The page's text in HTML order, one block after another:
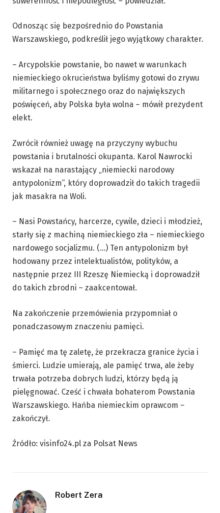
Odnosząc się bezpośrednio do Powstania
Warszawskiego, podkreślił jego wyjątkowy charakter.
– Arcypolskie powstanie, bo nawet w warunkach
niemieckiego okrucieństwa byliśmy gotowi do zrywu
militarnego i społecznego oraz do największych
poświęceń, aby Polska była wolna – mówił prezydent
elekt.
Zwrócił również uwagę na przyczyny wybuchu
powstania i brutalności okupanta. Karol Nawrocki
wskazał na narastający „niemiecki narodowy
antypolonizm”, który doprowadził do takich tragedii
jak masakra na Woli.
– Nasi Powstańcy, harcerze, cywile, dzieci i młodzież,
starły się z machiną niemieckiego zła – niemieckiego
nardowego socjalizmu. (…) Ten antypolonizm był
hodowany przez intelektualistów, polityków, a
następnie przez III Rzeszę Niemiecką i doprowadził
do takich zbrodni – zaakcentował.
Na zakończenie przemówienia przypomniał o
ponadczasowym znaczeniu pamięci.
– Pamięć ma tę zaletę, że przekracza granice życia i
śmierci. Ludzie umierają, ale pamięć trwa, ale żeby
trwała potrzeba dobrych ludzi, którzy będą ją
pielęgnować. Cześć i chwała bohaterom Powstania
Warszawskiego. Hańba niemieckim oprawcom –
zakończył.
Źródło: visinfo24.pl za Polsat News
Robert Zera